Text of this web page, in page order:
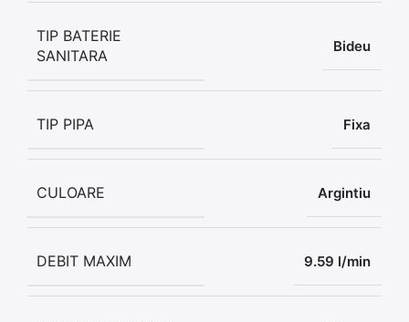
TIP BATERIE
SANITARA
Bideu
TIP PIPA Fixa
CULOARE Argintiu
DEBIT MAXIM 9.59 l/min